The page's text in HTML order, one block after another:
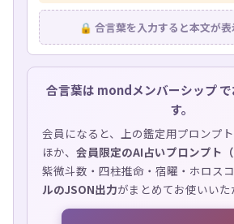
🔒 合言葉を入力すると本文が
合言葉は mondメンバーシップ
す。
会員になると、上の鑑定用プロンプ
ほか、 会員限定のAI占いプロンプト（
紫微斗数・四柱推命・宿曜・ホロス
ルのJSON出力がまとめてお使いいた